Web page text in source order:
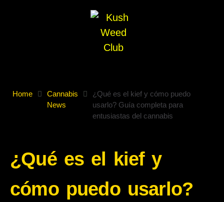
Home
Cannabis
News
¿Qué es el kief y cómo puedo
usarlo? Guía completa para
entusiastas del cannabis
¿Qué es el kief y
cómo puedo usarlo?